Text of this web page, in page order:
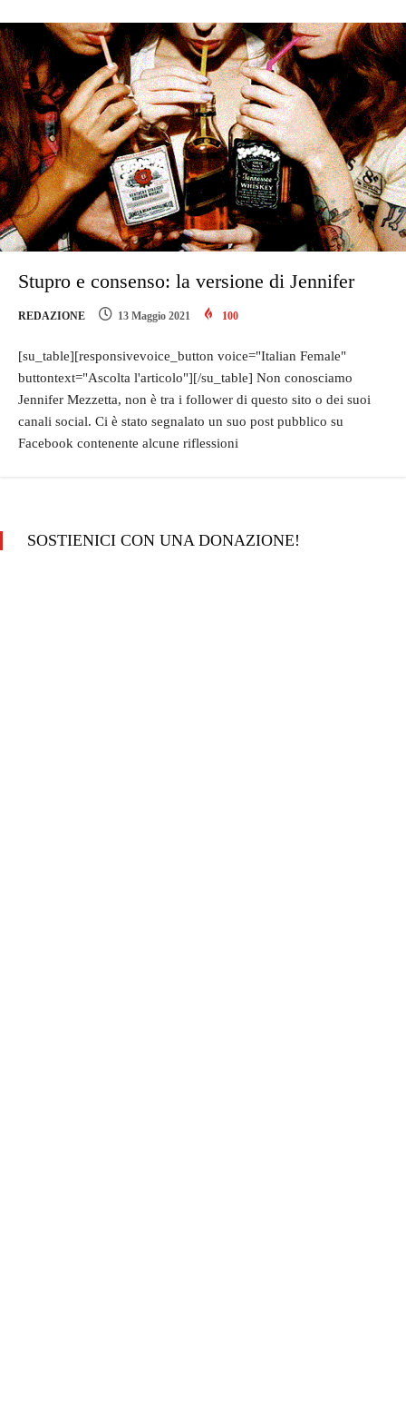
Stupro e consenso: la versione di Jennifer
REDAZIONE 13 Maggio 2021 100
[su_table][responsivevoice_button voice="Italian Female"
buttontext="Ascolta l'articolo"][/su_table] Non conosciamo
Jennifer Mezzetta, non è tra i follower di questo sito o dei suoi
canali social. Ci è stato segnalato un suo post pubblico su
Facebook contenente alcune riflessioni
SOSTIENICI CON UNA DONAZIONE!